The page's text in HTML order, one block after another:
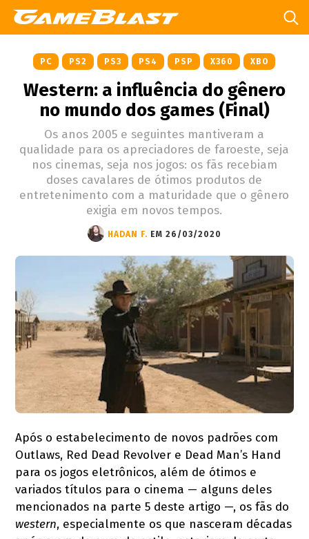
PC PS2 PS3 PS4 PSP X360 XBO
Western: a influência do gênero
no mundo dos games (Final)
Os anos 2005 e seguintes mantiveram a
qualidade para os apreciadores de faroeste, seja
nos cinemas, seja nos jogos: os fãs recebiam
doses cavalares de ótimos produtos de
entretenimento com a maturidade que o gênero
exigia em novos tempos.
HADAN F. EM 26/03/2020
Após o estabelecimento de novos padrões com
Outlaws, Red Dead Revolver e Dead Man’s Hand
para os jogos eletrônicos, além de ótimos e
variados títulos para o cinema — alguns deles
mencionados na parte 5 deste artigo —, os fãs do
western, especialmente os que nasceram décadas